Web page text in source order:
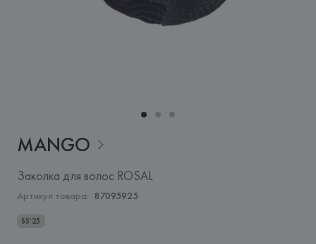
MANGO
Заколка для волос ROSAL
Артикул товара: 87095925
SS’25